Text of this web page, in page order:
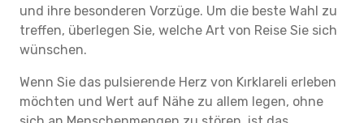
und ihre besonderen Vorzüge. Um die beste Wahl zu
treffen, überlegen Sie, welche Art von Reise Sie sich
wünschen.
Wenn Sie das pulsierende Herz von Kırklareli erleben
möchten und Wert auf Nähe zu allem legen, ohne